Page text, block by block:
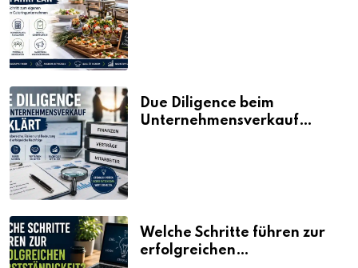
Due Diligence beim
Unternehmensverkauf
Welche Schritte führen zur
erfolgreichen